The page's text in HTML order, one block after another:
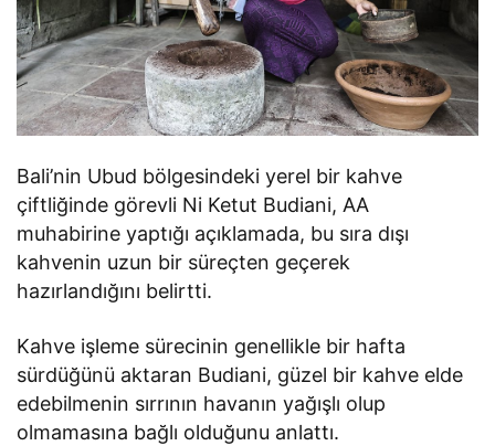
Bali’nin Ubud bölgesindeki yerel bir kahve
çiftliğinde görevli Ni Ketut Budiani, AA
muhabirine yaptığı açıklamada, bu sıra dışı
kahvenin uzun bir süreçten geçerek
hazırlandığını belirtti.
Kahve işleme sürecinin genellikle bir hafta
sürdüğünü aktaran Budiani, güzel bir kahve elde
edebilmenin sırrının havanın yağışlı olup
olmamasına bağlı olduğunu anlattı.